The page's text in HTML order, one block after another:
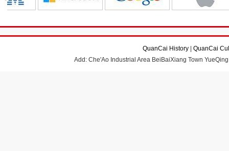
QuanCai History
QuanCai
Add: Che'Ao Industrial Area BeiBaiXiang Town